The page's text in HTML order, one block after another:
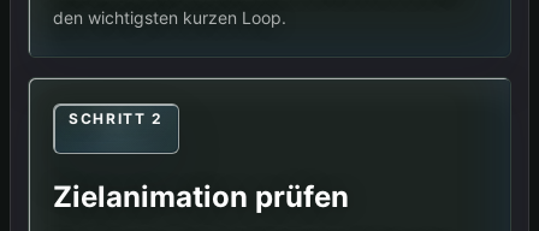
den wichtigsten kurzen Loop.
SCHRITT 2
Zielanimation prüfen